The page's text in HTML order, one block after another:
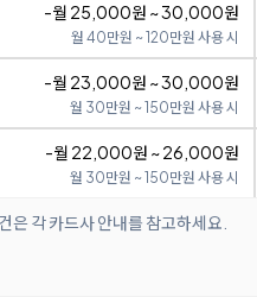
-월 25,000원 ~ 30,000원
월 40만원 ~ 120만원 사용 시
-월 23,000원 ~ 30,000원
월 30만원 ~ 150만원 사용 시
-월 22,000원 ~ 26,000원
월 30만원 ~ 150만원 사용 시
은 각 카드사 안내를 참고하세요.